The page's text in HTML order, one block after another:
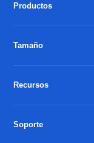
Productos
Tamaño
Recursos
Soporte